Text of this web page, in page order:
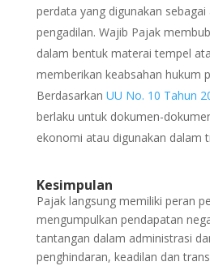
perdata yang digunakan sebagai
pengadilan. Wajib Pajak
dalam bentuk materai tempel
memberikan keabsahan hukum
Berdasarkan UU No. 10 Tahun
berlaku untuk dokumen-
ekonomi atau digunakan dalam
Kesimpulan
Pajak langsung memiliki peran
mengumpulkan pendapatan
tantangan dalam administrasi
penghindaran, keadilan dan